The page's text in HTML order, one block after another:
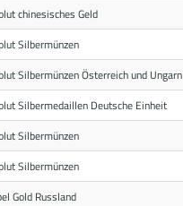
chinesisches Geld
Silbermünzen
Silbermünzen Österreich und Ungarn
Silbermedaillen Deutsche Einheit
Silbermünzen
Silbermünzen
Gold Russland